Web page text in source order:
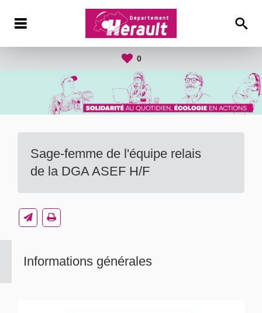
0
Sage-femme de l'équipe relais
de la DGA ASEF H/F
Informations générales